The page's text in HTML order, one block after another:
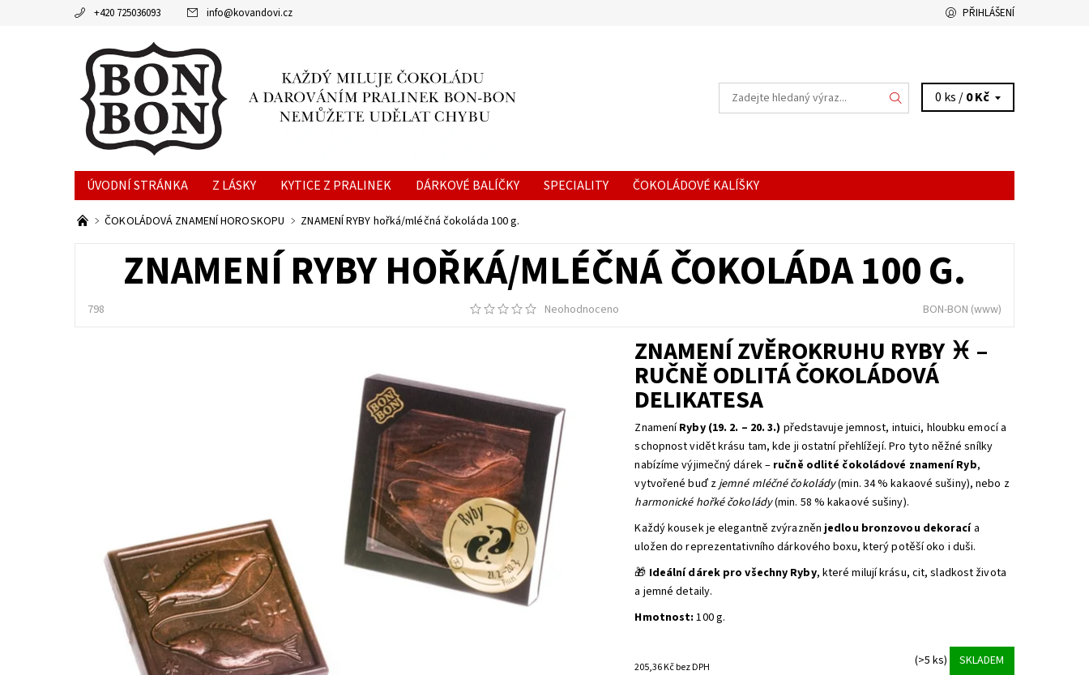
+420 725036093 info@kovandovi.cz PŘIHLÁŠENÍ
0 ks /0 Kč
ÚVODNÍ STRÁNKA Z LÁSKY KYTICE Z PRALINEK DÁRKOVÉ BALÍČKY SPECIALITY
ČOKOLÁDOVÉ KALÍŠKY
ČOKOLÁDOVÁ ZNAMENÍ HOROSKOPU
BON-BON NA MÍRU O NÁS KONTAKTY
ČOKOLÁDOVÁ ZNAMENÍ HOROSKOPU ZNAMENÍ RYBY hořká/mléčná čokoláda 100 g.
ZNAMENÍ RYBY HOŘKÁ/MLÉČNÁ ČOKOLÁDA 100 G.
798 Neohodnoceno BON-BON (www)
ZNAMENÍ ZVĚROKRUHU RYBY ♓ –
RUČNĚ ODLITÁ ČOKOLÁDOVÁ
DELIKATESA
ZnameníRyby (19. 2. – 20. 3.) představuje jemnost, intuici, hloubku emocí a
schopnost vidět krásu tam, kde ji ostatní přehlížejí. Pro tyto něžné snílky
nabízíme výjimečný dárek – ručně odlité čokoládové znamení Ryb,
vytvořené buď z jemné mléčné čokolády(min. 34 % kakaové sušiny), nebo z
harmonické hořké čokolády(min. 58 % kakaové sušiny).
Každý kousek je elegantně zvýrazněn jedlou bronzovou dekoracía
uložen do reprezentativního dárkového boxu, který potěší oko i duši.
🎁 Ideální dárek pro všechny Ryby, které milují krásu, cit, sladkost života
a jemné detaily.
Hmotnost: 100 g.
205,36 Kč bez DPH (>5 ks) SKLADEM